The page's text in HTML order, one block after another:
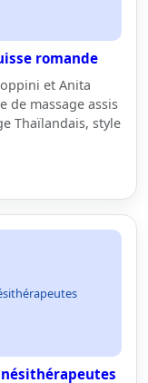
romande
et Anita
de massage assis
Thaïlandais, style